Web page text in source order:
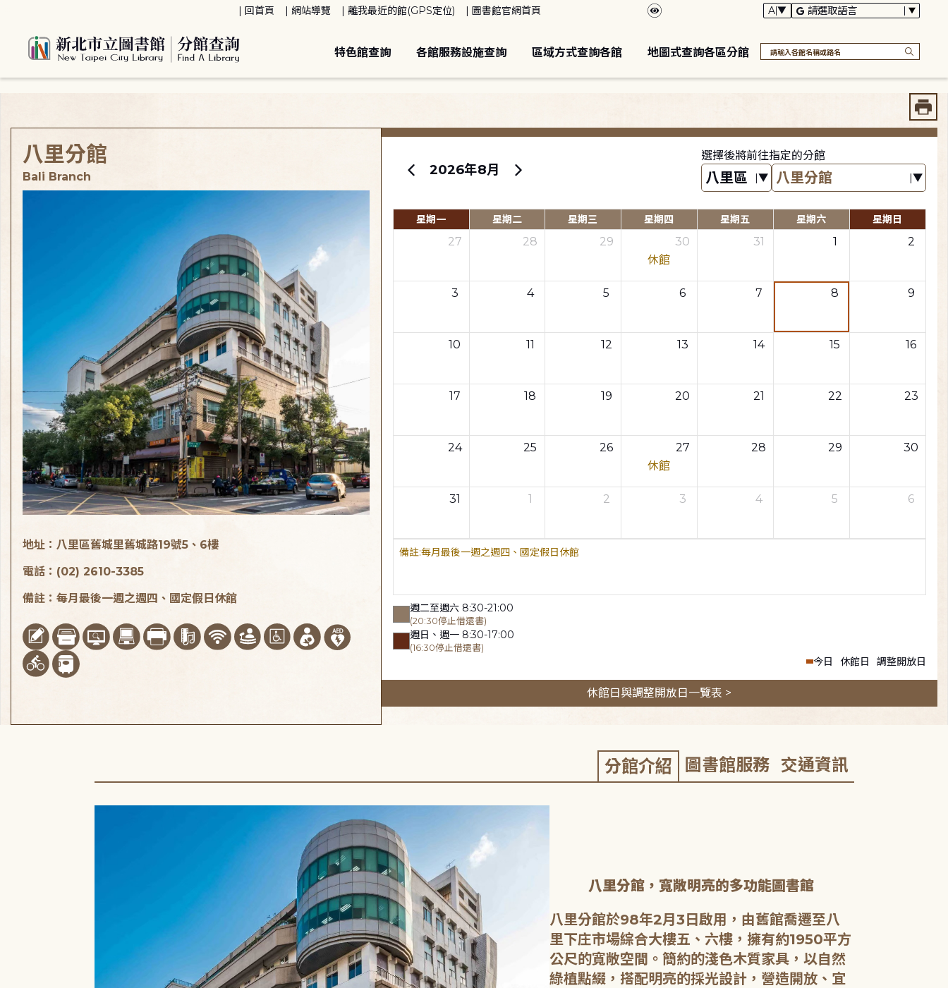
回首頁 網站導覽 離我最近的館(GPS定位) 圖書館官網首頁
特色館查詢 各館服務設施查詢 區域方式查詢各館 地圖式查詢各區分館
2026年8月
選擇後將前往指定的分館
星期一 星期二 星期三 星期四 星期五 星期六 星期日
27 28 29
30
休館
31 1 2
3 4 5 6 7 8 9
10 11 12 13 14 15 16
17 18 19 20 21 22 23
24 25 26
27
休館
28 29 30
31 1 2 3 4 5 6
每月最後一週之週四、國定假日休館
週二至週六 8:30-21:00
(20:30停止借還書)
週日、週一 8:30-17:00
(16:30停止借還書)
今日 休館日 調整開放日
休館日與調整開放日一覽表 >
八里分館
Bali Branch
地址：八里區舊城里舊城路19號5、6樓
電話：(02) 2610-3385
備註：每月最後一週之週四、國定假日休館
分館介紹 圖書館服務 交通資訊
八里分館，寬敞明亮的多功能圖書館
八里分館於98年2月3日啟用，由舊館喬遷至八
里下庄市場綜合大樓五、六樓，擁有約1950平方
公尺的寬敞空間。簡約的淺色木質家具，以自然
綠植點綴，搭配明亮的採光設計，營造開放、宜